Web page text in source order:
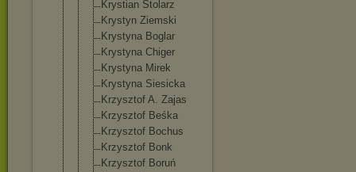
Krystian Stolarz
Krystyn Ziemski
Krystyna Boglar
Krystyna Chiger
Krystyna Mirek
Krystyna Siesicka
Krzysztof A. Zajas
Krzysztof Beśka
Krzysztof Bochus
Krzysztof Bonk
Krzysztof Boruń